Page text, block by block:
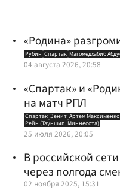
«Родина»
Рубин Спартак Магомедхабиб
04 августа 2026, 20:58
«Спартак» и
на матч РПЛ
Спартак Зенит Артем Максименко
Рейн (Тауншип, Миннесота)
25 июля 2026, 20:05
В российской
через полгода
02 ноября 2025, 15:31